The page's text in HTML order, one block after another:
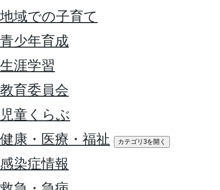
地域での子育て
青少年育成
生涯学習
教育委員会
児童くらぶ
健康・医療・福祉
カテゴリ3を開く
感染症情報